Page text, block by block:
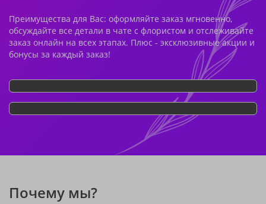
Преимущества для Вас: оформляйте заказ мгновенно,
обсуждайте все детали в чате с флористом и отслеживайте
заказ онлайн на всех этапах. Плюс - эксклюзивные акции и
бонусы за каждый заказ!
Почему мы?